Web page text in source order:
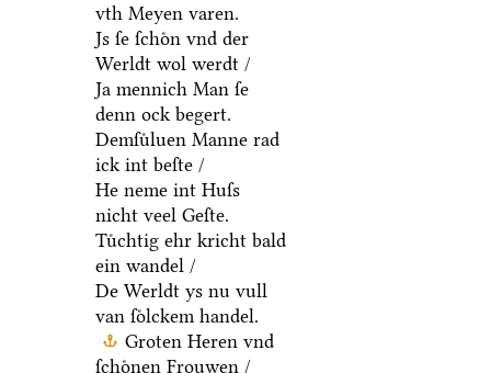
vth Meyen varen.
Js ſe ſchoͤn vnd der
Werldt wol werdt /
Ja mennich Man ſe
denn ock begert.
Demſuͤluen Manne rad
ick int beſte /
He neme int Huſs
nicht veel Geſte.
Tuͤchtig ehr kricht bald
ein wandel /
De Werldt ys nu vull
van ſoͤlckem handel.
Groten Heren vnd
ſchoͤnen Frouwen /